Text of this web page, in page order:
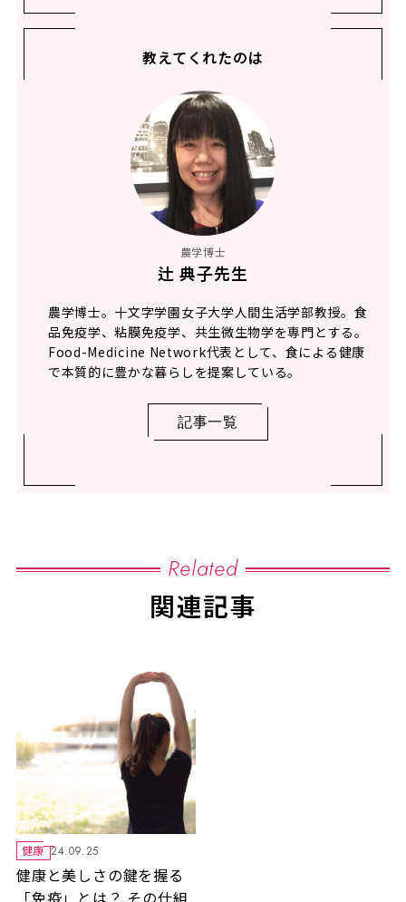
教えてくれたのは
農学博士
辻 典子先生
農学博士。十文字学園女子大学人間生活学部教授。食
品免疫学、粘膜免疫学、共生微生物学を専門とする。
Food-Medicine Network代表として、食による健康
で本質的に豊かな暮らしを提案している。
記事一覧
Related
関連記事
健康 24.09.25
健康と美しさの鍵を握る
「免疫」とは？ その仕組